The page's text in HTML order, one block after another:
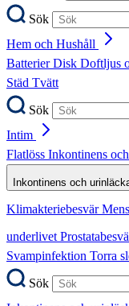
Sök
Hem och Hushåll
BatterierDisk Doftljus
Städ Tvätt
Sök
Intim
Flatlöss Inkontinens
Inkontinens och
Klimakteriebesvär
underlivet
Svampinfektion Torra
Sök